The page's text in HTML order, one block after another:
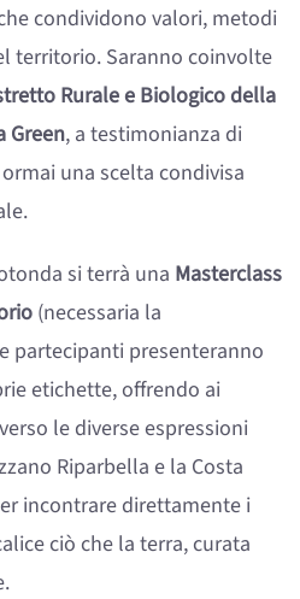
condividono valori, metodi
territorio. Saranno coinvolte
Rurale e Biologico della
Green, a testimonianza di
una scelta condivisa
si terrà una Masterclass
(necessaria la
partecipanti presenteranno
etichette, offrendo ai
le diverse espressioni
Riparbella e la Costa
incontrare direttamente i
ciò che la terra, curata